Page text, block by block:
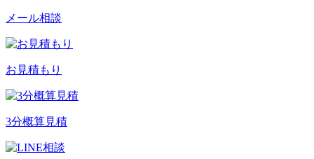
メール相談
お見積もり
3分概算見積